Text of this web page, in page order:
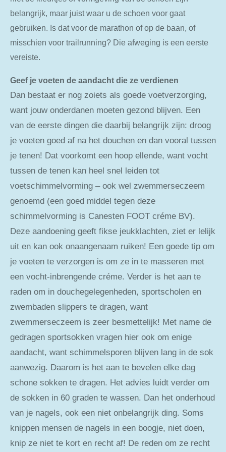
belangrijk, maar juist waar u de schoen voor gaat
gebruiken. Is dat voor de marathon of op de baan, of
misschien voor trailrunning? Die afweging is een eerste
vereiste.
Geef je voeten de aandacht die ze verdienen
Dan bestaat er nog zoiets als goede voetverzorging,
want jouw onderdanen moeten gezond blijven. Een
van de eerste dingen die daarbij belangrijk zijn: droog
je voeten goed af na het douchen en dan vooral tussen
je tenen! Dat voorkomt een hoop ellende, want vocht
tussen de tenen kan heel snel leiden tot
voetschimmelvorming – ook wel zwemmerseczeem
genoemd (een goed middel tegen deze
schimmelvorming is Canesten FOOT créme BV).
Deze aandoening geeft fikse jeukklachten, ziet er lelijk
uit en kan ook onaangenaam ruiken! Een goede tip om
je voeten te verzorgen is om ze in te masseren met
een vocht-inbrengende créme. Verder is het aan te
raden om in douchegelegenheden, sportscholen en
zwembaden slippers te dragen, want
zwemmerseczeem is zeer besmettelijk! Met name de
gedragen sportsokken vragen hier ook om enige
aandacht, want schimmelsporen blijven lang in de sok
aanwezig. Daarom is het aan te bevelen elke dag
schone sokken te dragen. Het advies luidt verder om
de sokken in 60 graden te wassen. Dan het onderhoud
van je nagels, ook een niet onbelangrijk ding. Soms
knippen mensen de nagels in een boogje, niet doen,
knip ze niet te kort en recht af! De reden om ze recht